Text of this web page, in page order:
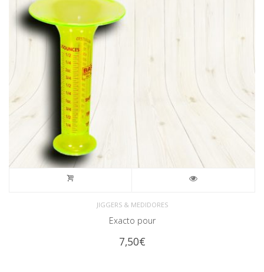
JIGGERS & MEDIDORES
Exacto pour
7,50€